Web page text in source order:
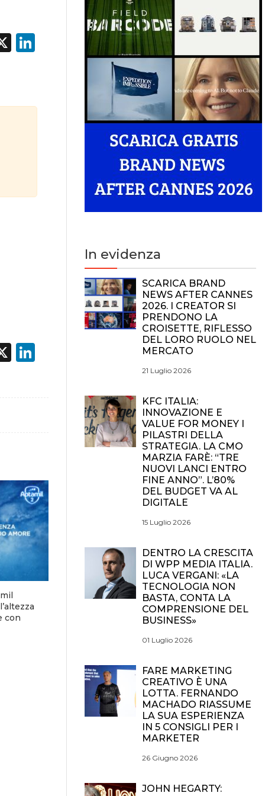
X LinkedIn
X LinkedIn
con
In evidenza
SCARICA BRAND
NEWS AFTER CANNES
2026. I CREATOR SI
PRENDONO LA
CROISETTE, RIFLESSO
DEL LORO RUOLO NEL
MERCATO
21 Luglio 2026
KFC ITALIA:
INNOVAZIONE E
VALUE FOR MONEY I
PILASTRI DELLA
STRATEGIA. LA CMO
MARZIA FARÈ: “TRE
NUOVI LANCI ENTRO
FINE ANNO”. L’80%
DEL BUDGET VA AL
DIGITALE
15 Luglio 2026
DENTRO LA CRESCITA
DI WPP MEDIA ITALIA.
LUCA VERGANI: «LA
TECNOLOGIA NON
BASTA, CONTA LA
COMPRENSIONE DEL
BUSINESS»
01 Luglio 2026
FARE MARKETING
CREATIVO È UNA
LOTTA. FERNANDO
MACHADO RIASSUME
LA SUA ESPERIENZA
IN 5 CONSIGLI PER I
MARKETER
26 Giugno 2026
JOHN HEGARTY: